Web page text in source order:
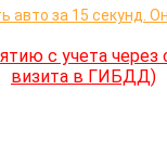
с учета через
визита в ГИБДД)